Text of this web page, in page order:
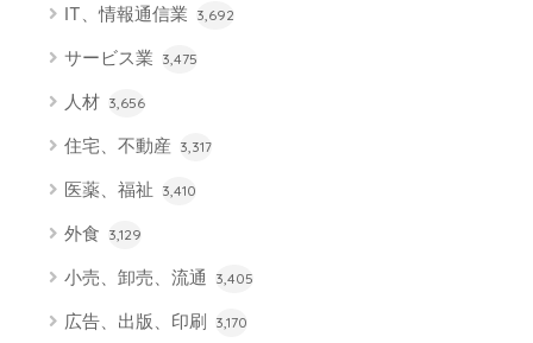
IT、情報通信業 3,692
サービス業 3,475
人材 3,656
住宅、不動産 3,317
医薬、福祉 3,410
外食 3,129
小売、卸売、流通 3,405
広告、出版、印刷 3,170